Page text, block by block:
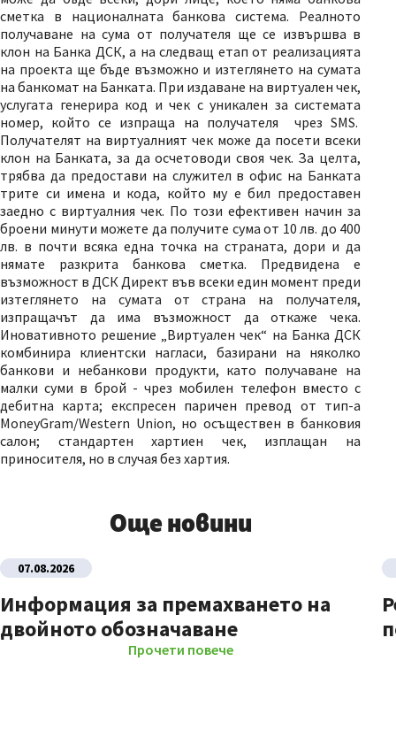
сметка в националната банкова система. Реалното
получаване на сума от получателя ще се извършва в
клон на Банка ДСК, а на следващ етап от реализацията
на проекта ще бъде възможно и изтеглянето на сумата
на банкомат на Банката. При издаване на виртуален чек,
услугата генерира код и чек с уникален за системата
номер, който се изпраща на получателя чрез SMS.
Получателят на виртуалният чек може да посети всеки
клон на Банката, за да осчетоводи своя чек. За целта,
трябва да предостави на служител в офис на Банката
трите си имена и кода, който му е бил предоставен
заедно с виртуалния чек. По този ефективен начин за
броени минути можете да получите сума от 10 лв. до 400
лв. в почти всяка една точка на страната, дори и да
нямате разкрита банкова сметка. Предвидена е
възможност в ДСК Директ във всеки един момент преди
изтеглянето на сумата от страна на получателя,
изпращачът да има възможност да откаже чека.
Иновативното решение „Виртуален чек“ на Банка ДСК
комбинира клиентски нагласи, базирани на няколко
банкови и небанкови продукти, като получаване на
малки суми в брой - чрез мобилен телефон вместо с
дебитна карта; експресен паричен превод от тип-а
MoneyGram/Western Union, но осъществен в банковия
салон; стандартен хартиен чек, изплащан на
приносителя, но в случая без хартия.
Още новини
07.08.2026
Информация за премахването на
двойното обозначаване
Прочети повече